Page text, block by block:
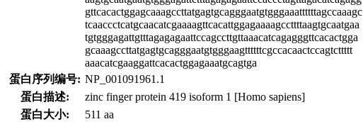
gttcacactggagcaaagccttatgagtgcagggaatgtgggaaattttttagccaaagc
tcaaccctcatgcaacatcgaaaagttcacattggagaaaagccttttaagtgcaatgaa
tgtgggagattgtttagagagaattccagccttgttaaacatcagagggttcacactgga
gcaaagccttatgagtgcagggaatgtgggaagttttttcgccacaactccagtcttttt
aaacatcgaaggattcacactggagaaatgcagtga
蛋白序列编号: NP_001091961.1
蛋白描述:
zinc finger protein 419 isoform 1 [Homo sapiens]
蛋白大小:
511 aa